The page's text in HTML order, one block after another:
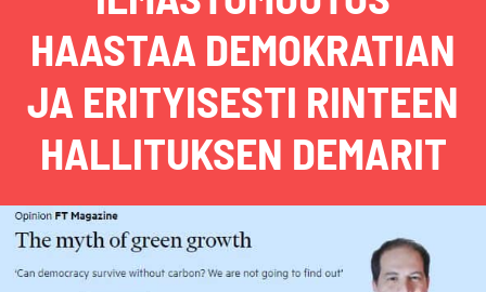
HAASTAA DEMOKRATIAN
JA ERITYISESTI RINTEEN
HALLITUKSEN DEMARIT